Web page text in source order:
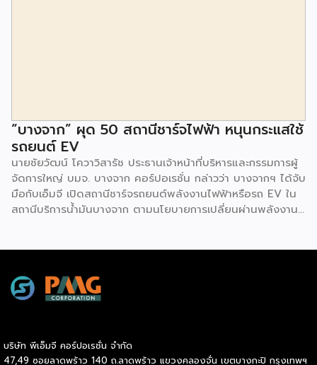
“บางจาก” ผุด 50 สถานีชาร์จไฟฟ้า หนุนกระแสใช้
รถยนต์ EV
นายชัยวัฒน์ โควาวิสารัช ประธานเจ้าหน้าที่บริหารและกรรมการผู้
จัดการใหญ่ บมจ. บางจาก คอร์ปอเรชั่น กล่าวว่า บางจากฯ ได้จับ
มือกับเอ็มจี เปิดสถานีชาร์จรถยนต์พลังงานไฟฟ้าหรือรถ EV ใน
สถานีบริการน้ำมันบางจาก ตามนโยบายการเปลี่ยนผ่านพลังงาน
สถานีบริการน้ำมันบางจากมีสถานีชาร์จรถ EV ทั้งในกรุงเทพฯ
และต่างจังหวัด ครอบคลุมทั่วประเทศ .โดยความร่วมมือครั้งนี้
สถานีชาร์จรถยนต์ไฟฟ้า “MG Super Charge” ในสถานีบริการ
บริษัท พีเอ็มจี คอร์ปอเรชั่น จำกัด
47,49 ซอยลาดพร้าว 140 ถ.ลาดพร้าว แขวงคลองจั่น เขตบางกะปิ กรุงเทพฯ